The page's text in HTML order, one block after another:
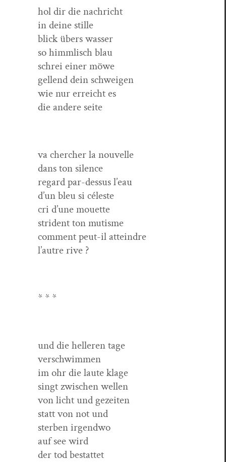
hol dir die nachricht
in deine stille
blick übers wasser
so himm­lisch blau
schrei ein­er möwe
gel­lend dein schweigen
wie nur erre­icht es
die andere seite
va chercher la nouvelle
dans ton silence
regard par-dessus l’eau
d’un bleu si céleste
cri d’une mouette
stri­dent ton mutisme
com­ment peut-il atteindre
l’autre rive ?
* * *
und die helleren tage
verschwimmen
im ohr die laute klage
singt zwis­chen wellen
von licht und gezeiten
statt von not und
ster­ben irgendwo
auf see wird
der tod bestattet